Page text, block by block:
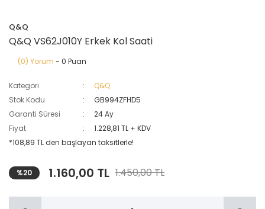
Q&Q
Q&Q VS62J010Y Erkek Kol Saati
(0) Yorum - 0 Puan
Kategori
Q&Q
Stok Kodu
GB994ZFHD5
Garanti Süresi
24 Ay
Fiyat
1.228,81 TL + KDV
*108,89 TL den başlayan taksitlerle!
%20 1.160,00 TL 1.450,00 TL